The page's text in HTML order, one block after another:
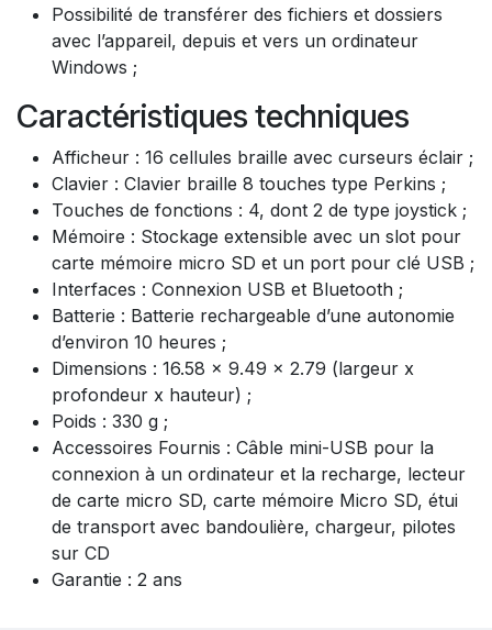
Possibilité de transférer des fichiers et dossiers
avec l’appareil, depuis et vers un ordinateur
Windows ;
Caractéristiques techniques
Afficheur : 16 cellules braille avec curseurs éclair ;
Clavier : Clavier braille 8 touches type Perkins ;
Touches de fonctions : 4, dont 2 de type joystick ;
Mémoire : Stockage extensible avec un slot pour
carte mémoire micro SD et un port pour clé USB ;
Interfaces : Connexion USB et Bluetooth ;
Batterie : Batterie rechargeable d’une autonomie
d’environ 10 heures ;
Dimensions : 16.58 x 9.49 x 2.79 (largeur x
profondeur x hauteur) ;
Poids : 330 g ;
Accessoires Fournis : Câble mini-USB pour la
connexion à un ordinateur et la recharge, lecteur
de carte micro SD, carte mémoire Micro SD, étui
de transport avec bandoulière, chargeur, pilotes
sur CD
Garantie : 2 ans